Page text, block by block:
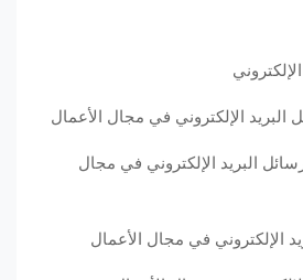
البريد الإلكتروني في مجال